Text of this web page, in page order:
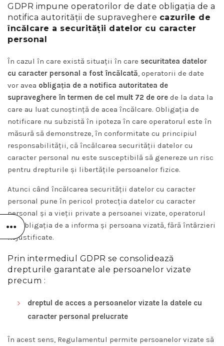
GDPR impune operatorilor de date obligația de a
notifica autorității de supraveghere cazurile de
încălcare a securității datelor cu caracter
personal
În cazul în care există situații în care securitatea datelor
cu caracter personal a fost încălcată, operatorii de date
vor avea obligația de a notifica autoritatea de
supraveghere în termen de cel mult 72 de ore de la data la
care au luat cunoștință de acea încălcare. Obligația de
notificare nu subzistă în ipoteza în care operatorul este în
măsură să demonstreze, în conformitate cu principiul
responsabilității, că încălcarea securității datelor cu
caracter personal nu este susceptibilă să genereze un risc
pentru drepturile și libertățile persoanelor fizice.
Atunci când încălcarea securității datelor cu caracter
personal pune în pericol protecția datelor cu caracter
personal și a vieții private a persoanei vizate, operatorul
are obligația de a informa și persoana vizată, fără întârzieri
nejustificate.
Prin intermediul GDPR se consolidează
drepturile garantate ale persoanelor vizate
precum :
dreptul de acces a persoanelor vizate la datele cu
caracter personal prelucrate
În acest sens, Regulamentul permite persoanelor vizate să